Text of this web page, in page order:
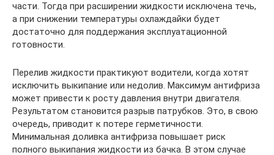
части. Тогда при расширении жидкости исключена течь,
а при снижении температуры охлаждайки будет
достаточно для поддержания эксплуатационной
готовности.
Перелив жидкости практикуют водители, когда хотят
исключить выкипание или недолив. Максимум антифриза
может привести к росту давления внутри двигателя.
Результатом становится разрыв патрубков. Это, в свою
очередь, приводит к потере герметичности.
Минимальная доливка антифриза повышает риск
полного выкипания жидкости из бачка. В этом случае